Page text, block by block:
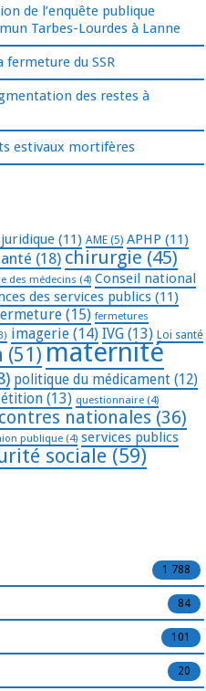
de l’enquête publique
Tarbes-Lourdes à Lanne
du SSR
des restes à
estivaux mortifères
(11) AME (5) APHP (11)
(18) chirurgie (45)
des médecins (4) Conseil national
des services publics (11)
(15) fermetures
imagerie (14) IVG (13) Loi santé
(51) maternité
politique du médicament (12)
(13) questionnaire (4)
nationales (36)
publique (4) services publics
sociale (59)
1 788
84
101
20